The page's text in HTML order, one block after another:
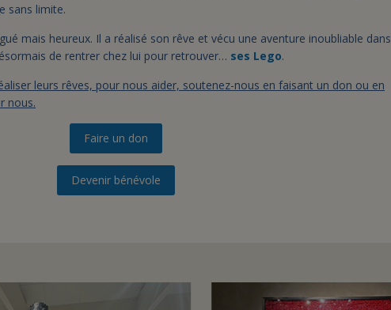
sans limite.
mais heureux. Il a réalisé son rêve et vécu une aventure inoubliable dans
de rentrer chez lui pour retrouver… ses Lego.
leurs rêves, pour nous aider, soutenez-nous en faisant un don ou en
nous.
Faire un don
Devenir bénévole